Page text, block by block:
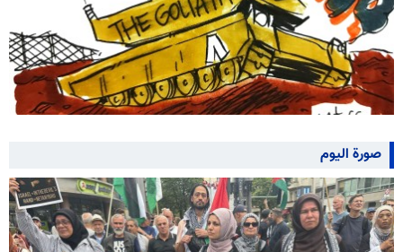
صورة اليوم